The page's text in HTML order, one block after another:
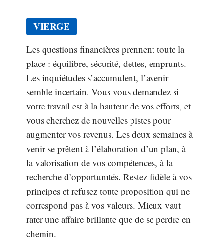
VIERGE
Les questions financières prennent toute la
place : équilibre, sécurité, dettes, emprunts.
Les inquiétudes s’accumulent, l’avenir
semble incertain. Vous vous demandez si
votre travail est à la hauteur de vos efforts, et
vous cherchez de nouvelles pistes pour
augmenter vos revenus. Les deux semaines à
venir se prêtent à l’élaboration d’un plan, à
la valorisation de vos compétences, à la
recherche d’opportunités. Restez fidèle à vos
principes et refusez toute proposition qui ne
correspond pas à vos valeurs. Mieux vaut
rater une affaire brillante que de se perdre en
chemin.